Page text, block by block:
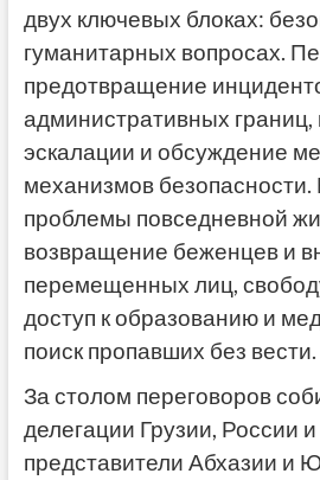
двух ключевых блоках:
гуманитарных вопросах.
предотвращение
административных
эскалации и обсуждение
механизмов безопасности.
проблемы повседневной
возвращение беженцев и
перемещенных лиц,
доступ к образованию и
поиск пропавших без вести.
За столом переговоров
делегации Грузии, России
представители Абхазии и